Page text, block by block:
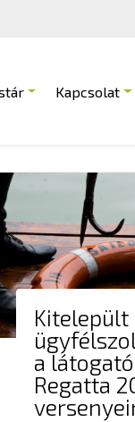
Kapcsolat
Kitelepült
a
Regatta